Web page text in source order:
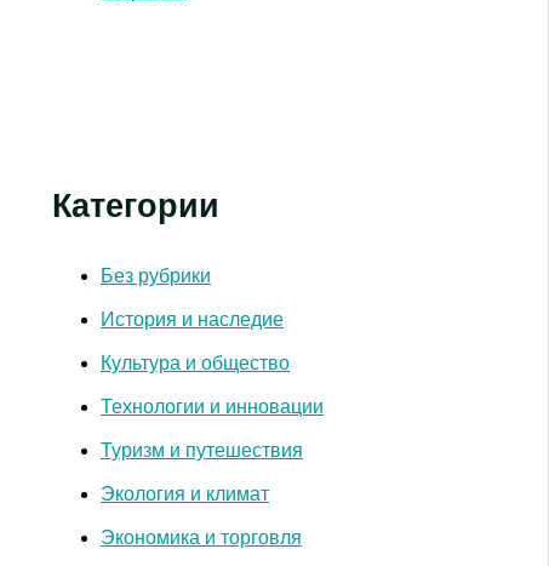
Категории
Без рубрики
История и наследие
Культура и общество
Технологии и инновации
Туризм и путешествия
Экология и климат
Экономика и торговля